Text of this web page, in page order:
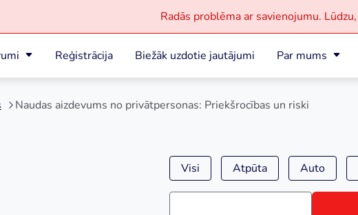
Radās problēma ar savienojumu.
Reģistrācija Biežāk uzdotie jautājumi Par mums
Naudas aizdevums no privātpersonas: Priekšrocības un riski
Visi Atpūta Auto